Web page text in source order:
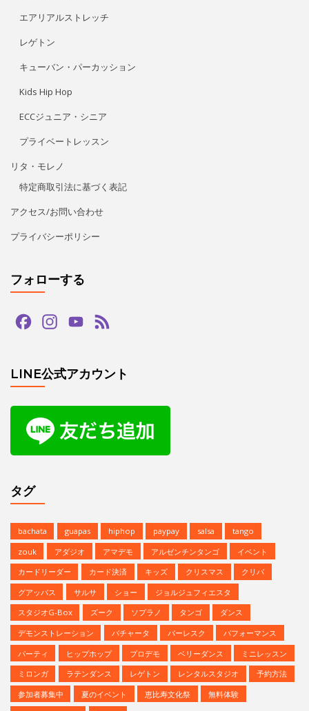
エアリアルストレッチ
レゲトン
キューバン・パーカッション
Kids Hip Hop
ECCジュニア・シニア
プライベートレッスン
リタ・モレノ
特定商取引法に基づく表記
アクセス/お問い合わせ
プライバシーポリシー
フォローする
FacebookInstagramYouTube
LINE公式アカウント
タグ
bachata guapas hiphop paypay salsa
tango
zouk
アダジオ アマデモ アルゼンチンタンゴ
イベント
カードリーダー
カード決済 キッズ クリスマス
クリパ
グアッパス
サルサ ショー
ジョルジュフィエスタ
スタジオG-Box
ズーク ソプラノ タンゴ
ダンス
デモンストレーション
バチャータ バーレスク
パフォーマンス
パーティ
ヒップホップ プロデモ ベリーダンス
ミニレッスン
ミロンガ
ラテンダンス レゲトン レンタルスタジオ
予約方法
参加者募集中
夏のイベント 恵比寿文化祭
無料体験